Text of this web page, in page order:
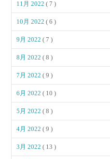
11月 2022( 7 )
10月 2022( 6 )
9月 2022( 7 )
8月 2022( 8 )
7月 2022( 9 )
6月 2022( 10 )
5月 2022( 8 )
4月 2022( 9 )
3月 2022( 13 )